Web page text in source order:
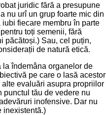
juridic fără a presupune
nu urî un grup foarte mic din
fiecare membru în parte
toți semenii, fără
păcătoși.) Sau, cel puțin,
de natură etică.
la îndemâna organelor de
pe care o lasă acestor
evaluări asupra propriilor
punctul tău de vedere nu
inofensive. Dar nu
inexistentă.)